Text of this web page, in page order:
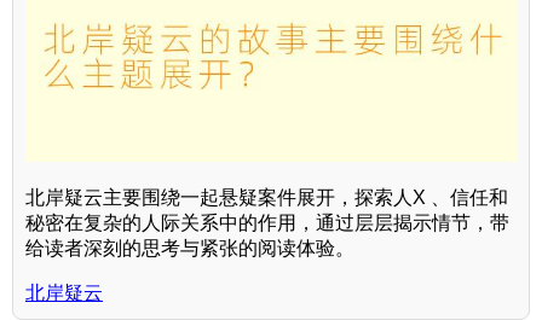
北岸疑云主要围绕一起悬疑案件展开，探索人X 、信任和
秘密在复杂的人际关系中的作用，通过层层揭示情节，带
给读者深刻的思考与紧张的阅读体验。
北岸疑云